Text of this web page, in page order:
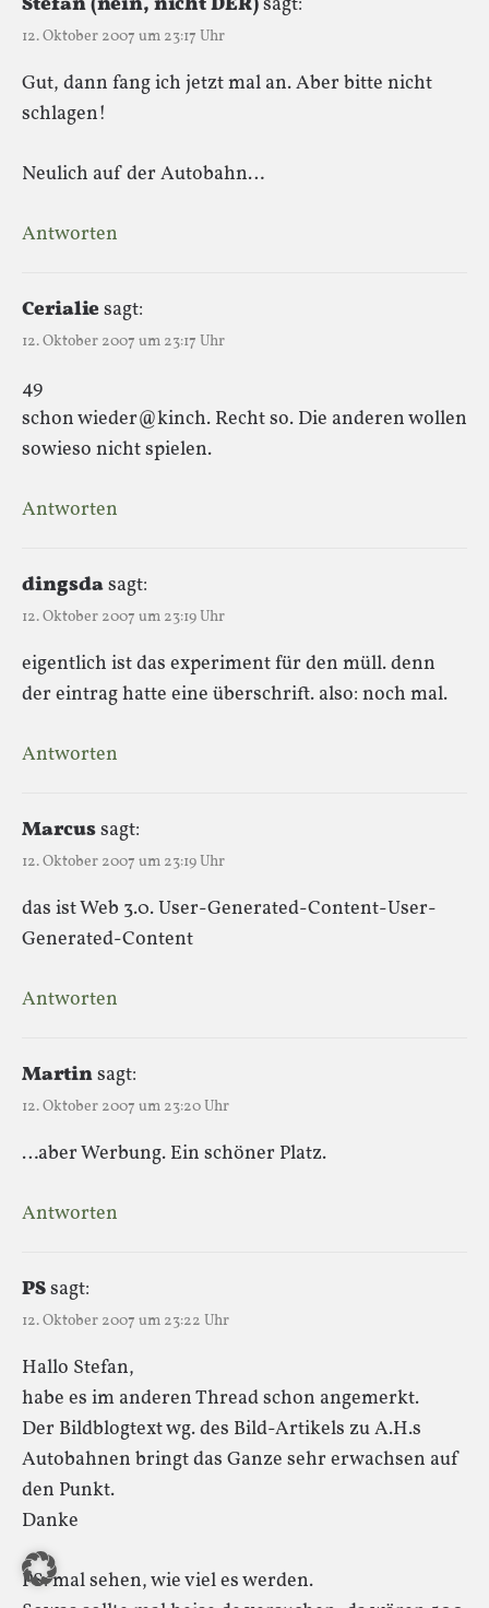
12. Oktober 2007 um 23:17 Uhr
Gut, dann fang ich jetzt mal an. Aber bitte nicht
schlagen!
Neulich auf der Autobahn…
Antworten
Cerialiesagt:
12. Oktober 2007 um 23:17 Uhr
49
schon wieder@kinch. Recht so. Die anderen wollen
sowieso nicht spielen.
Antworten
dingsdasagt:
12. Oktober 2007 um 23:19 Uhr
eigentlich ist das experiment für den müll. denn
der eintrag hatte eine überschrift. also: noch mal.
Antworten
Marcussagt:
12. Oktober 2007 um 23:19 Uhr
das ist Web 3.0. User-Generated-Content-User-
Generated-Content
Antworten
Martinsagt:
12. Oktober 2007 um 23:20 Uhr
…aber Werbung. Ein schöner Platz.
Antworten
PSsagt:
12. Oktober 2007 um 23:22 Uhr
Hallo Stefan,
habe es im anderen Thread schon angemerkt.
Der Bildblogtext wg. des Bild-Artikels zu A.H.s
Autobahnen bringt das Ganze sehr erwachsen auf
den Punkt.
Danke
PS: mal sehen, wie viel es werden.